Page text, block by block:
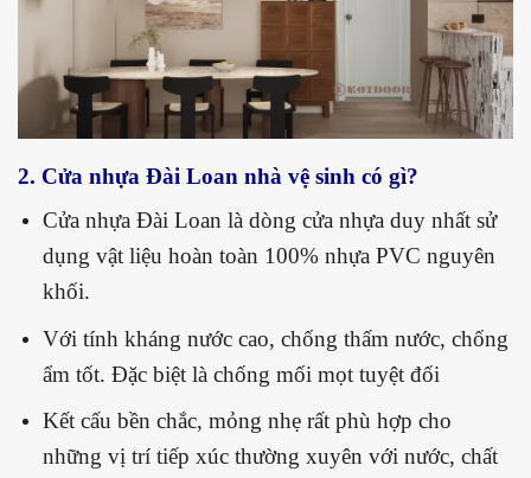
2. Cửa nhựa Đài Loan nhà vệ sinh có gì?
Cửa nhựa Đài Loan là dòng cửa nhựa duy nhất sử
dụng vật liệu hoàn toàn 100% nhựa PVC nguyên
khối.
Với tính kháng nước cao, chống thấm nước, chống
ẩm tốt. Đặc biệt là chống mối mọt tuyệt đối
Kết cấu bền chắc, mỏng nhẹ rất phù hợp cho
những vị trí tiếp xúc thường xuyên với nước, chất